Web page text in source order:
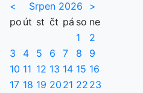
< Srpen 2026
>
po út st čt pá so ne
1
2
3
4 5 6 7 8
9
10 11 12 13 14 15 16
17 18 19 20 21 22 23